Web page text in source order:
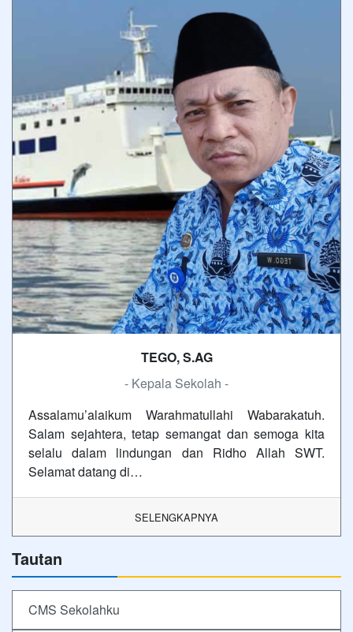
TEGO, S.AG
- Kepala Sekolah -
Assalamu’alaikum Warahmatullahi Wabarakatuh.
Salam sejahtera, tetap semangat dan semoga kita
selalu dalam lindungan dan Ridho Allah SWT.
Selamat datang di…
SELENGKAPNYA
Tautan
CMS Sekolahku